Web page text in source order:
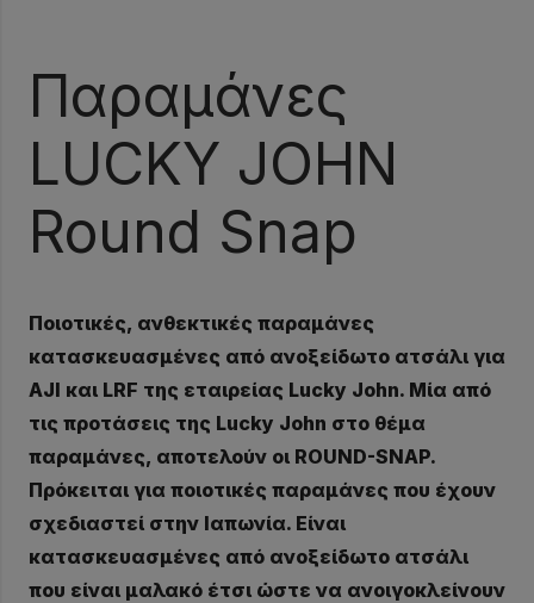
Παραμάνες
LUCKY JOHN
Round Snap
Ποιοτικές, ανθεκτικές παραμάνες
κατασκευασμένες από ανοξείδωτο ατσάλι για
AJI και LRF της εταιρείας Lucky John. Μία από
τις προτάσεις της Lucky John στο θέμα
παραμάνες, αποτελούν οι ROUND-SNAP.
Πρόκειται για ποιοτικές παραμάνες που έχουν
σχεδιαστεί στην Ιαπωνία. Είναι
κατασκευασμένες από ανοξείδωτο ατσάλι
που είναι μαλακό έτσι ώστε να ανοιγοκλείνουν